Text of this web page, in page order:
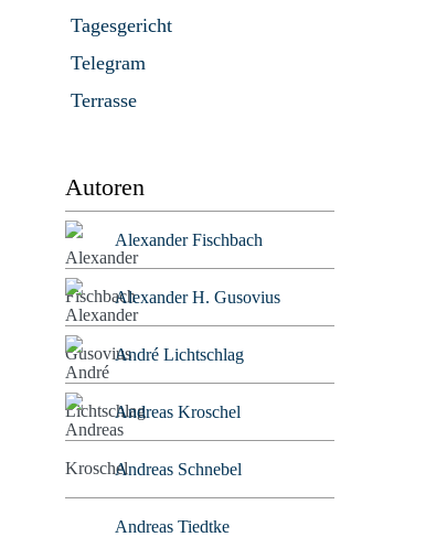
Tagesgericht
Telegram
Terrasse
Autoren
Alexander Fischbach
Alexander H. Gusovius
André Lichtschlag
Andreas Kroschel
Andreas Schnebel
Andreas Tiedtke